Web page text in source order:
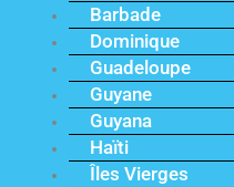
Barbade
Dominique
Guadeloupe
Guyane
Guyana
Haïti
Îles Vierges